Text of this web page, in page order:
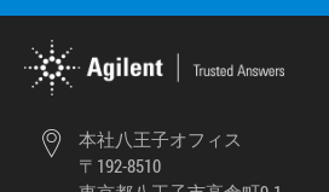
本社八王子オフィス
〒192-8510